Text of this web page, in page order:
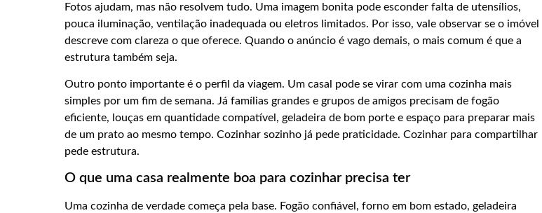
Fotos ajudam, mas não resolvem tudo. Uma imagem bonita pode esconder falta de utensílios,
pouca iluminação, ventilação inadequada ou eletros limitados. Por isso, vale observar se o imóvel
descreve com clareza o que oferece. Quando o anúncio é vago demais, o mais comum é que a
estrutura também seja.
Outro ponto importante é o perfil da viagem. Um casal pode se virar com uma cozinha mais
simples por um fim de semana. Já famílias grandes e grupos de amigos precisam de fogão
eficiente, louças em quantidade compatível, geladeira de bom porte e espaço para preparar mais
de um prato ao mesmo tempo. Cozinhar sozinho já pede praticidade. Cozinhar para compartilhar
pede estrutura.
O que uma casa realmente boa para cozinhar precisa ter
Uma cozinha de verdade começa pela base. Fogão confiável, forno em bom estado, geladeira